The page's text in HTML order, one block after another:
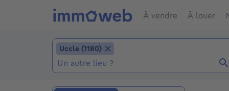
À vendre À louer
Localité (Localités déjà sélectionnées: Uccle
Uccle (1180)
Uccle (1180)
Ajouter un lieu